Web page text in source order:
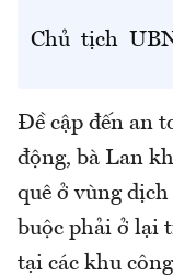
Chủ tịch
Đề cập đến an
động, bà Lan
quê ở vùng
buộc phải ở lại
tại các khu